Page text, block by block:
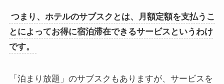
つまり、ホテルのサブスクとは、月額定額を支払うこ
とによってお得に宿泊滞在できるサービスというわけ
です。
「泊まり放題」のサブスクもありますが、サービスを